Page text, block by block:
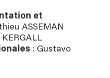
et
ASSEMAN
: Gustavo